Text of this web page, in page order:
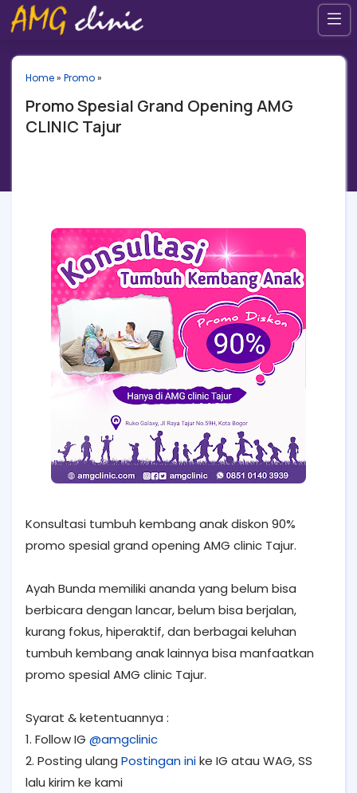
Home» Promo»
Promo Spesial Grand Opening AMG
CLINIC Tajur
Konsultasi tumbuh kembang anak diskon 90%
promo spesial grand opening AMG clinic Tajur.
Ayah Bunda memiliki ananda yang belum bisa
berbicara dengan lancar, belum bisa berjalan,
kurang fokus, hiperaktif, dan berbagai keluhan
tumbuh kembang anak lainnya bisa manfaatkan
promo spesial AMG clinic Tajur.
Syarat & ketentuannya :
1. Follow IG @amgclinic
2. Posting ulang Postingan inike IG atau WAG, SS
lalu kirim ke kami